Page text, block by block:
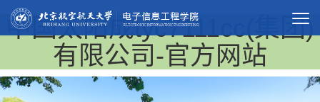
中国太阳成tyc7111cc(集团)
有限公司-官方网站